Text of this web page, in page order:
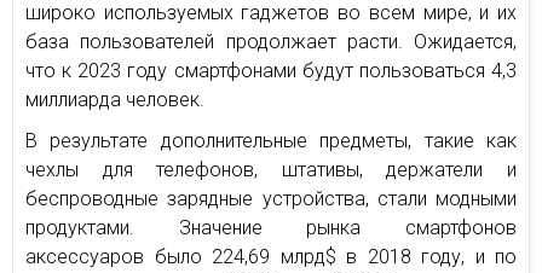
широко используемых гаджетов во всем мире, и их
база пользователей продолжает расти. Ожидается,
что к 2023 году смартфонами будут пользоваться 4,3
миллиарда человек.
В результате дополнительные предметы, такие как
чехлы для телефонов, штативы, держатели и
беспроводные зарядные устройства, стали модными
продуктами. Значение рынка смартфонов
аксессуаров было 224,69 млрд$ в 2018 году, и по